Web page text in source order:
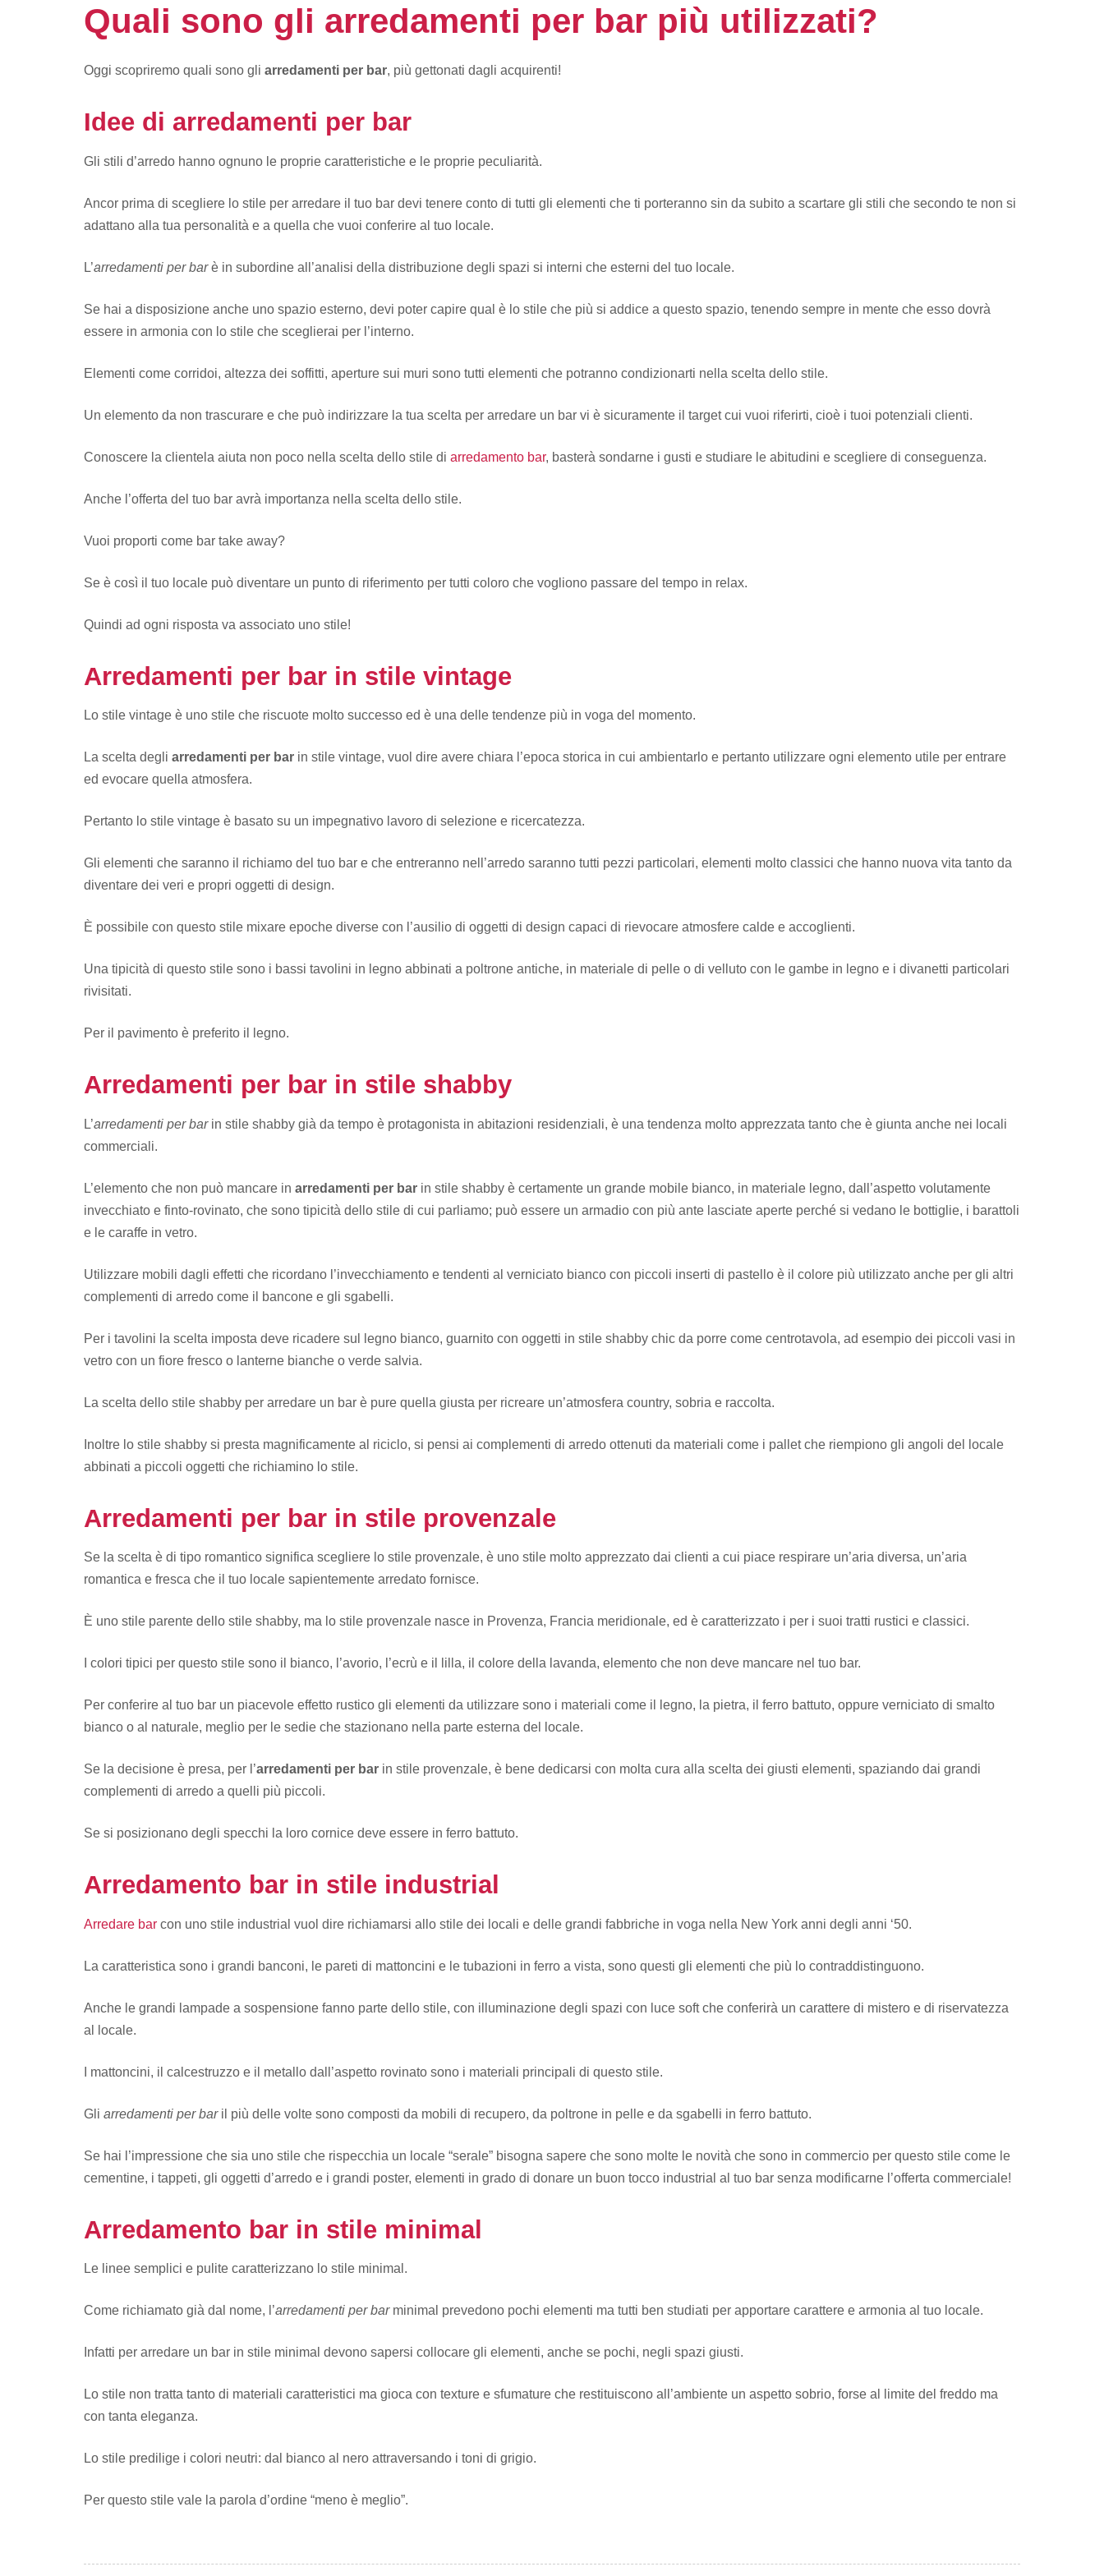
Quali sono gli arredamenti per bar più utilizzati?
Oggi scopriremo quali sono gli arredamenti per bar, più gettonati dagli acquirenti!
Idee di arredamenti per bar
Gli stili d’arredo hanno ognuno le proprie caratteristiche e le proprie peculiarità.
Ancor prima di scegliere lo stile per arredare il tuo bar devi tenere conto di tutti gli elementi che ti porteranno sin da subito a scartare gli stili che secondo te non si
adattano alla tua personalità e a quella che vuoi conferire al tuo locale.
L’arredamenti per barè in subordine all’analisi della distribuzione degli spazi si interni che esterni del tuo locale.
Se hai a disposizione anche uno spazio esterno, devi poter capire qual è lo stile che più si addice a questo spazio, tenendo sempre in mente che esso dovrà
essere in armonia con lo stile che sceglierai per l’interno.
Elementi come corridoi, altezza dei soffitti, aperture sui muri sono tutti elementi che potranno condizionarti nella scelta dello stile.
Un elemento da non trascurare e che può indirizzare la tua scelta per arredare un bar vi è sicuramente il target cui vuoi riferirti, cioè i tuoi potenziali clienti.
Conoscere la clientela aiuta non poco nella scelta dello stile di arredamento bar, basterà sondarne i gusti e studiare le abitudini e scegliere di conseguenza.
Anche l’offerta del tuo bar avrà importanza nella scelta dello stile.
Vuoi proporti come bar take away?
Se è così il tuo locale può diventare un punto di riferimento per tutti coloro che vogliono passare del tempo in relax.
Quindi ad ogni risposta va associato uno stile!
Arredamenti per bar in stile vintage
Lo stile vintage è uno stile che riscuote molto successo ed è una delle tendenze più in voga del momento.
La scelta degli arredamenti per bar in stile vintage, vuol dire avere chiara l’epoca storica in cui ambientarlo e pertanto utilizzare ogni elemento utile per entrare
ed evocare quella atmosfera.
Pertanto lo stile vintage è basato su un impegnativo lavoro di selezione e ricercatezza.
Gli elementi che saranno il richiamo del tuo bar e che entreranno nell’arredo saranno tutti pezzi particolari, elementi molto classici che hanno nuova vita tanto da
diventare dei veri e propri oggetti di design.
È possibile con questo stile mixare epoche diverse con l’ausilio di oggetti di design capaci di rievocare atmosfere calde e accoglienti.
Una tipicità di questo stile sono i bassi tavolini in legno abbinati a poltrone antiche, in materiale di pelle o di velluto con le gambe in legno e i divanetti particolari
rivisitati.
Per il pavimento è preferito il legno.
Arredamenti per bar in stile shabby
L’arredamenti per barin stile shabby già da tempo è protagonista in abitazioni residenziali, è una tendenza molto apprezzata tanto che è giunta anche nei locali
commerciali.
L’elemento che non può mancare in arredamenti per bar in stile shabby è certamente un grande mobile bianco, in materiale legno, dall’aspetto volutamente
invecchiato e finto-rovinato, che sono tipicità dello stile di cui parliamo; può essere un armadio con più ante lasciate aperte perché si vedano le bottiglie, i barattoli
e le caraffe in vetro.
Utilizzare mobili dagli effetti che ricordano l’invecchiamento e tendenti al verniciato bianco con piccoli inserti di pastello è il colore più utilizzato anche per gli altri
complementi di arredo come il bancone e gli sgabelli.
Per i tavolini la scelta imposta deve ricadere sul legno bianco, guarnito con oggetti in stile shabby chic da porre come centrotavola, ad esempio dei piccoli vasi in
vetro con un fiore fresco o lanterne bianche o verde salvia.
La scelta dello stile shabby per arredare un bar è pure quella giusta per ricreare un’atmosfera country, sobria e raccolta.
Inoltre lo stile shabby si presta magnificamente al riciclo, si pensi ai complementi di arredo ottenuti da materiali come i pallet che riempiono gli angoli del locale
abbinati a piccoli oggetti che richiamino lo stile.
Arredamenti per bar in stile provenzale
Se la scelta è di tipo romantico significa scegliere lo stile provenzale, è uno stile molto apprezzato dai clienti a cui piace respirare un’aria diversa, un’aria
romantica e fresca che il tuo locale sapientemente arredato fornisce.
È uno stile parente dello stile shabby, ma lo stile provenzale nasce in Provenza, Francia meridionale, ed è caratterizzato i per i suoi tratti rustici e classici.
I colori tipici per questo stile sono il bianco, l’avorio, l’ecrù e il lilla, il colore della lavanda, elemento che non deve mancare nel tuo bar.
Per conferire al tuo bar un piacevole effetto rustico gli elementi da utilizzare sono i materiali come il legno, la pietra, il ferro battuto, oppure verniciato di smalto
bianco o al naturale, meglio per le sedie che stazionano nella parte esterna del locale.
Se la decisione è presa, per l’arredamenti per bar in stile provenzale, è bene dedicarsi con molta cura alla scelta dei giusti elementi, spaziando dai grandi
complementi di arredo a quelli più piccoli.
Se si posizionano degli specchi la loro cornice deve essere in ferro battuto.
Arredamento bar in stile industrial
Arredare bar con uno stile industrial vuol dire richiamarsi allo stile dei locali e delle grandi fabbriche in voga nella New York anni degli anni ‘50.
La caratteristica sono i grandi banconi, le pareti di mattoncini e le tubazioni in ferro a vista, sono questi gli elementi che più lo contraddistinguono.
Anche le grandi lampade a sospensione fanno parte dello stile, con illuminazione degli spazi con luce soft che conferirà un carattere di mistero e di riservatezza
al locale.
I mattoncini, il calcestruzzo e il metallo dall’aspetto rovinato sono i materiali principali di questo stile.
Gli arredamenti per baril più delle volte sono composti da mobili di recupero, da poltrone in pelle e da sgabelli in ferro battuto.
Se hai l’impressione che sia uno stile che rispecchia un locale “serale” bisogna sapere che sono molte le novità che sono in commercio per questo stile come le
cementine, i tappeti, gli oggetti d’arredo e i grandi poster, elementi in grado di donare un buon tocco industrial al tuo bar senza modificarne l’offerta commerciale!
Arredamento bar in stile minimal
Le linee semplici e pulite caratterizzano lo stile minimal.
Come richiamato già dal nome, l’arredamenti per barminimal prevedono pochi elementi ma tutti ben studiati per apportare carattere e armonia al tuo locale.
Infatti per arredare un bar in stile minimal devono sapersi collocare gli elementi, anche se pochi, negli spazi giusti.
Lo stile non tratta tanto di materiali caratteristici ma gioca con texture e sfumature che restituiscono all’ambiente un aspetto sobrio, forse al limite del freddo ma
con tanta eleganza.
Lo stile predilige i colori neutri: dal bianco al nero attraversando i toni di grigio.
Per questo stile vale la parola d’ordine “meno è meglio”.